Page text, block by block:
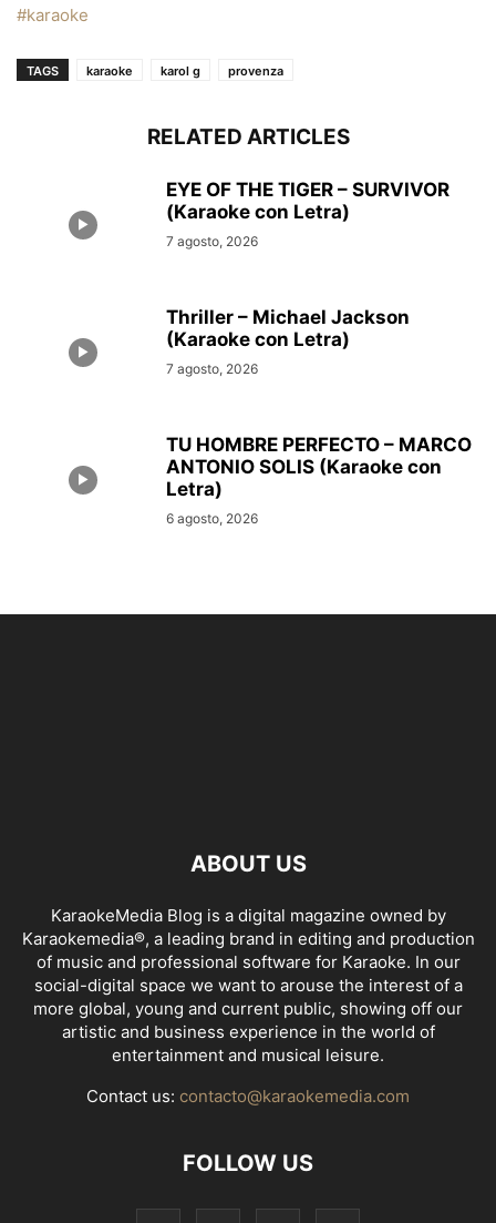
#karaoke
TAGS karaoke karol g provenza
RELATED ARTICLES
EYE OF THE TIGER – SURVIVOR
(Karaoke con Letra)
7 agosto, 2026
Thriller – Michael Jackson
(Karaoke con Letra)
7 agosto, 2026
TU HOMBRE PERFECTO – MARCO
ANTONIO SOLIS (Karaoke con
Letra)
6 agosto, 2026
ABOUT US
KaraokeMedia Blog is a digital magazine owned by
Karaokemedia®, a leading brand in editing and production
of music and professional software for Karaoke. In our
social-digital space we want to arouse the interest of a
more global, young and current public, showing off our
artistic and business experience in the world of
entertainment and musical leisure.
Contact us: contacto@karaokemedia.com
FOLLOW US